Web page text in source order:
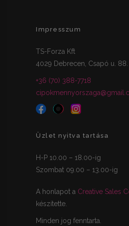
Impresszum
TS-Forza Kft
4029 Debrecen, Csapó u. 88.
+36 (70) 388-7718
Üzlet nyitva tartása
H-P 10.00 – 18.00-ig
Szombat 09.00 – 13.00-ig
A honlapot a Creative Sales
készítette.
Minden jog fenntarta.